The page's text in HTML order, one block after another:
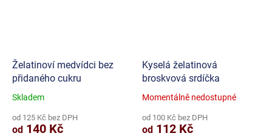
Želatinoví medvídci bez
přidaného cukru
Průměrné
produktu
je
Skladem
od 125 Kč bez DPH
od 140 Kč
Kyselá želatinová
broskvová srdíčka
Průměrné
produktu
je
Momentálně nedostupné
od 100 Kč bez DPH
od 112 Kč